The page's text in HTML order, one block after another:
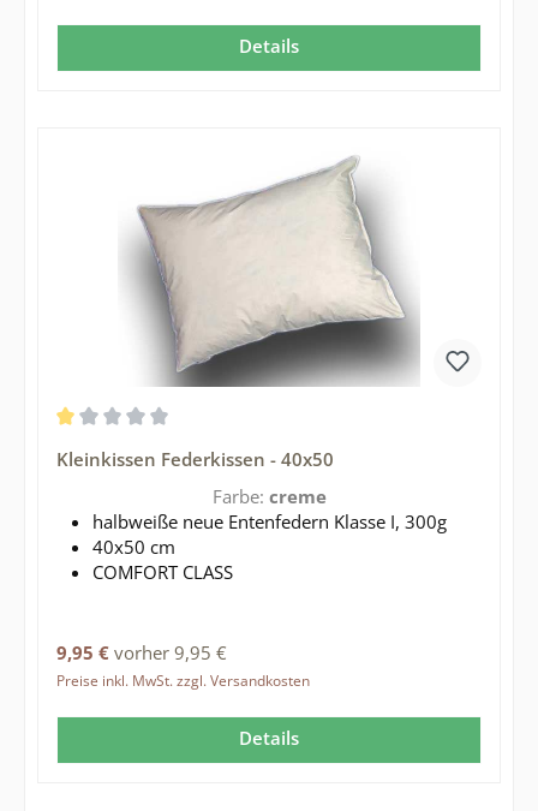
Details
Kleinkissen Federkissen - 40x50
Farbe: creme
halbweiße neue Entenfedern Klasse I, 300g
40x50 cm
COMFORT CLASS
Regulärer Preis:
9,95 € vorher 9,95 €
Preise inkl. MwSt. zzgl. Versandkosten
Details